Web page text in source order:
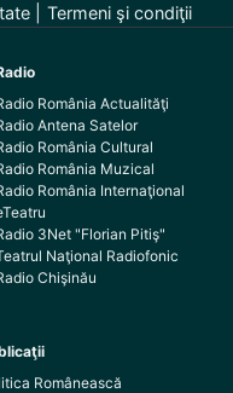
Termeni şi condiţii
România Actualităţi
Antena Satelor
România Cultural
România Muzical
România Internaţional
3Net "Florian Pitiş"
Naţional Radiofonic
Chişinău
Românească